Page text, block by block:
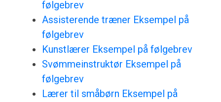
følgebrev
Assisterende træner Eksempel på
følgebrev
Kunstlærer Eksempel på følgebrev
Svømmeinstruktør Eksempel på
følgebrev
Lærer til småbørn Eksempel på